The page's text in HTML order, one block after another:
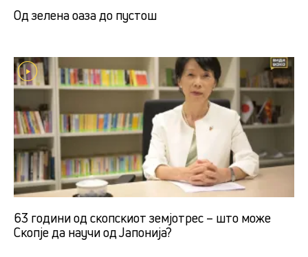
Од зелена оаза до пустош
63 години од скопскиот земјотрес – што може
Скопје да научи од Јапонија?